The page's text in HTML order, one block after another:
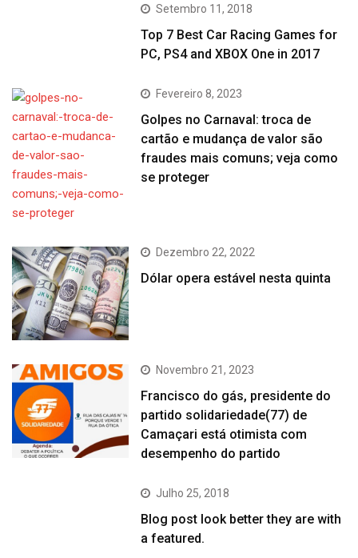
Setembro 11, 2018
Top 7 Best Car Racing Games for
PC, PS4 and XBOX One in 2017
Fevereiro 8, 2023
Golpes no Carnaval: troca de
cartão e mudança de valor são
fraudes mais comuns; veja como
se proteger
Dezembro 22, 2022
Dólar opera estável nesta quinta
Novembro 21, 2023
Francisco do gás, presidente do
partido solidariedade(77) de
Camaçari está otimista com
desempenho do partido
Julho 25, 2018
Blog post look better they are with
a featured.